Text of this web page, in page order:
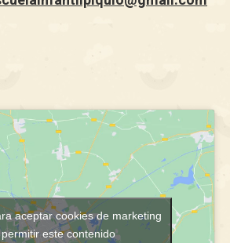
aceptar cookies de marketing
este contenido